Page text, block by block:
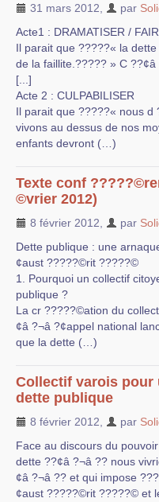
31 mars 2012 par
Acte1 : DRAMATISER /
Il parait que ?????« la
de la faillite.????? » C ??¢â
[...]
Acte 2 : CULPABILISER
Il parait que ?????« nous
vivons au dessus de nos
enfants devront (…)
Texte conf
©vrier 2012)
8 février 2012 par
Dette publique : une
¢aust ?????©rit ?????©
1. Pourquoi un collectif
publique ?
La cr ?????©ation du
¢â ?¬â ?¢appel national
que la dette (…)
Collectif varois pour
dette publique
8 février 2012 par
Face au discours du
dette ??¢â ?¬â ?? nous
¢â ?¬â ?? et qui impose
¢aust ?????©rit ?????© et